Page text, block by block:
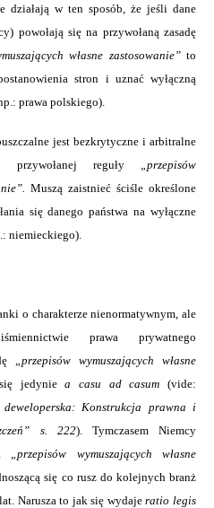
działają w ten sposób, że jeśli dane
powołają się na przywołaną zasadę
własne zastosowanie”to
stron i uznać wyłączną
prawa polskiego).
jest bezkrytyczne i arbitralne
przywołanej reguły
„przepisów
Muszą zaistnieć ściśle określone
się danego państwa na wyłączne
niemieckiego).
o charakterze nienormatywnym, ale
prawa prywatnego
„przepisów wymuszających własne
się jedyniea casu ad casum(vide:
deweloperska: Konstrukcja prawna i
s. 222). Tymczasem Niemcy
„przepisów wymuszających własne
się co rusz do kolejnych branż
Narusza to jak się wydajeratio legis